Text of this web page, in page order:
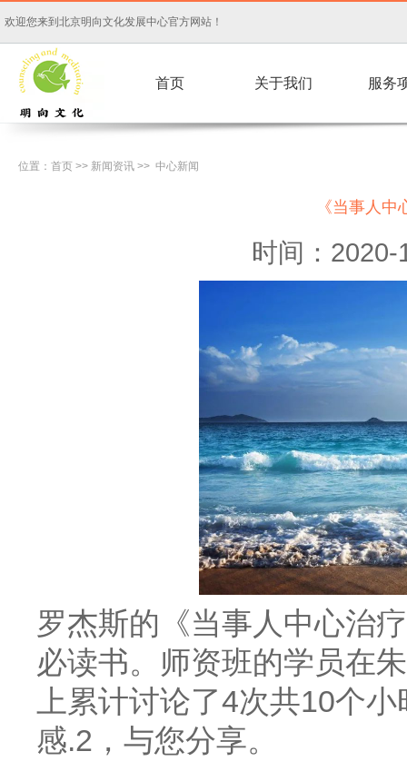
欢迎您来到北京明向文化发展中心官方网站！
首页 关于我们 服务
位置： 首页 >> 新闻资讯 >> 中心新闻
《当事人
时间：
罗杰斯的《当事人中心治
必读书。师资班的学员在
上累计讨论了4次共10个
感.2，与您分享。